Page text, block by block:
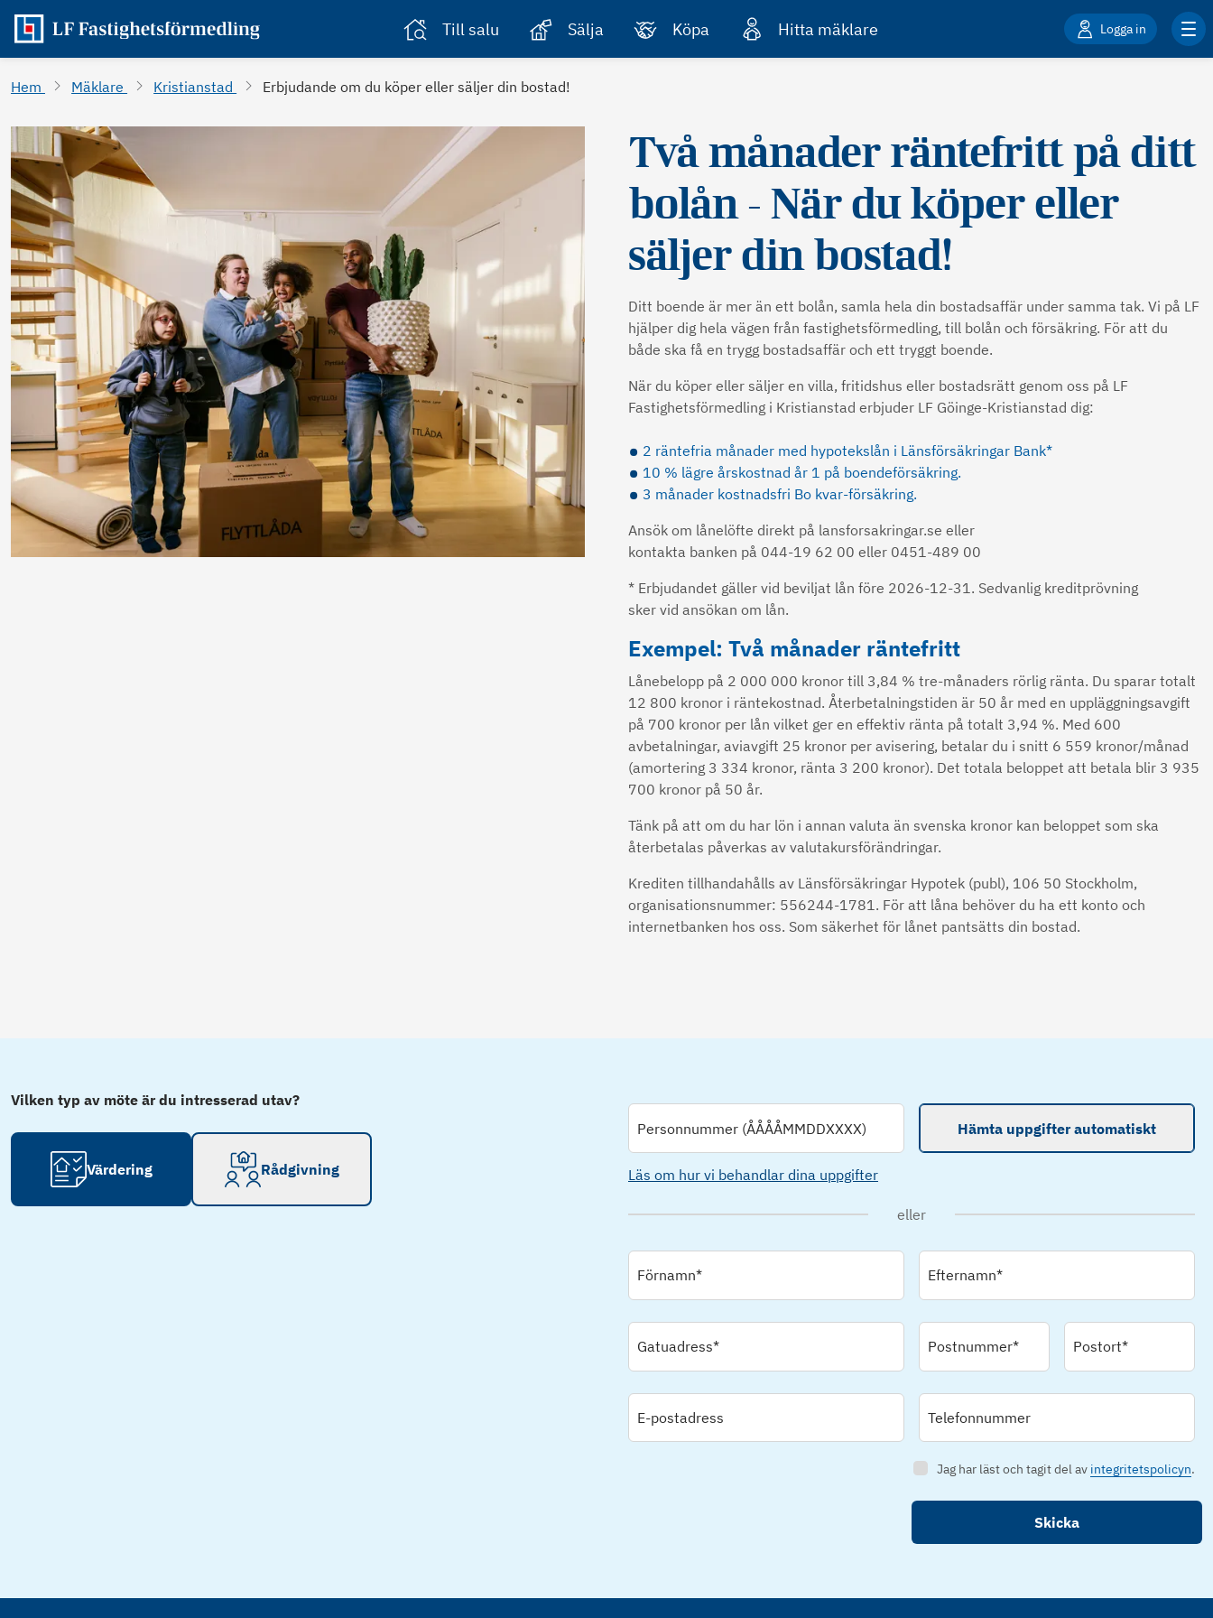
Till salu Sälja Köpa Hitta mäklare Logga in
Hem Mäklare Kristianstad Erbjudande om du köper eller säljer din bostad!
Två månader räntefritt på ditt
bolån - När du köper eller
säljer din bostad!
Ditt boende är mer än ett bolån, samla hela din bostadsaffär under samma tak. Vi på LF
hjälper dig hela vägen från fastighetsförmedling, till bolån och försäkring. För att du
både ska få en trygg bostadsaffär och ett tryggt boende.
När du köper eller säljer en villa, fritidshus eller bostadsrätt genom oss på LF
Fastighetsförmedling i Kristianstad erbjuder LF Göinge-Kristianstad dig:
2 räntefria månader med hypotekslån i Länsförsäkringar Bank*
10 % lägre årskostnad år 1 på boendeförsäkring.
3 månader kostnadsfri Bo kvar-försäkring.
Ansök om lånelöfte direkt på lansforsakringar.se eller
kontakta banken på 044-19 62 00 eller 0451-489 00
* Erbjudandet gäller vid beviljat lån före 2026-12-31. Sedvanlig kreditprövning
sker vid ansökan om lån.
Exempel: Två månader räntefritt
Lånebelopp på 2 000 000 kronor till 3,84 % tre-månaders rörlig ränta. Du sparar totalt
12 800 kronor i räntekostnad. Återbetalningstiden är 50 år med en uppläggningsavgift
på 700 kronor per lån vilket ger en effektiv ränta på totalt 3,94 %. Med 600
avbetalningar, aviavgift 25 kronor per avisering, betalar du i snitt 6 559 kronor/månad
(amortering 3 334 kronor, ränta 3 200 kronor). Det totala beloppet att betala blir 3 935
700 kronor på 50 år.
Tänk på att om du har lön i annan valuta än svenska kronor kan beloppet som ska
återbetalas påverkas av valutakursförändringar.
Krediten tillhandahålls av Länsförsäkringar Hypotek (publ), 106 50 Stockholm,
organisationsnummer: 556244-1781. För att låna behöver du ha ett konto och
internetbanken hos oss. Som säkerhet för lånet pantsätts din bostad.
Vilken typ av möte är du intresserad utav?
Värdering Rådgivning
Personnummer (ÅÅÅÅMMDDXXXX) Hämta uppgifter automatiskt
Läs om hur vi behandlar dina uppgifter
eller
Förnamn* Efternamn*
Gatuadress* Postnummer* Postort*
E-postadress Telefonnummer
Jag har läst och tagit del av integritetspolicyn.
Skicka